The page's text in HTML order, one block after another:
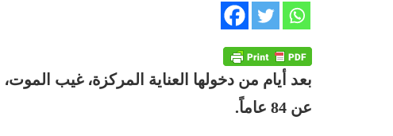
بعد أيام من دخولها العناية المركزة، غيب الموت،
عن 84 عاماً.